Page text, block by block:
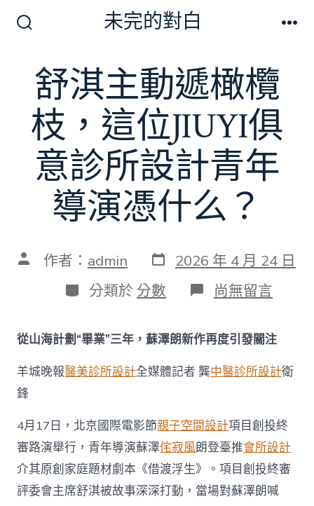
換
開
關
未完的對白
舒淇主動遞橄欖
枝，這位JIUYI俱
意診所設計青年
導演憑什么？
文 作者： admin 發
表
日
期
2026 年 4 月 24 日
分
類
分類於 分數 在
〈舒
主
動
遞
橄
這
位
JIUYI
俱
意
診
所
尚無留言
從山海計劃“畢業”三年，蘇澤朗新作再度引發關注
羊城晚報醫美診所設計全媒體記者 龔中醫診所設計衛
鋒
4月17日，北京國際電影節親子空間設計項目創投終
審路演舉行，青年導演蘇澤侘寂風朗登臺推會所設計
介其原創家庭題材劇本《借渡浮生》。項目創投終審
評委會主席舒淇被故事深深打動，當場對蘇澤朗喊